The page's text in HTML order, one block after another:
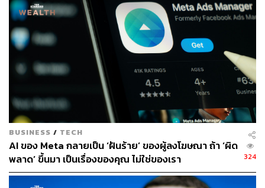
BUSINESS / TECH
AI ของ Meta กลายเป็น ‘ฝันร้าย’ ของผู้ลงโฆษณา ถ้า ‘ผิด
พลาด’ ขึ้นมา เป็นเรื่องของคุณ ไม่ใช่ของเรา
324